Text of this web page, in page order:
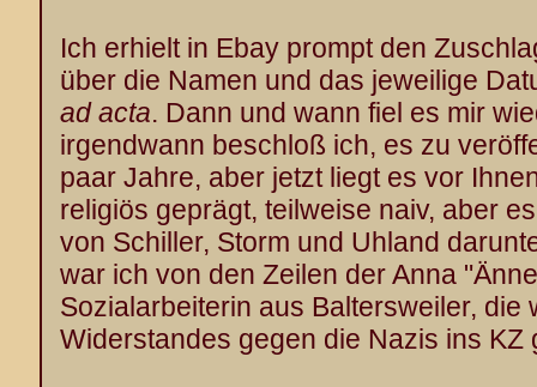
Ich erhielt in Ebay prompt den
über die Namen und das jeweilige
ad acta. Dann und wann fiel es mir
irgendwann beschloß ich, es zu
paar Jahre, aber jetzt liegt es vor
religiös geprägt, teilweise naiv, aber
von Schiller, Storm und Uhland
war ich von den Zeilen der Anna
Sozialarbeiterin aus Baltersweiler, die
Widerstandes gegen die Nazis ins KZ